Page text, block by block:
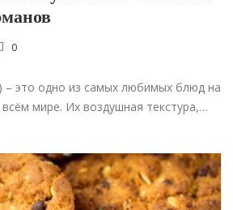
0
– это одно из самых любимых блюд на
всём мире. Их воздушная текстура,…